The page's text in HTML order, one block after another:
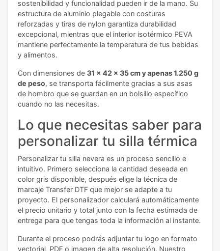
sostenibilidad y funcionalidad pueden ir de la mano. Su
estructura de aluminio plegable con costuras
reforzadas y tiras de nylon garantiza durabilidad
excepcional, mientras que el interior isotérmico PEVA
mantiene perfectamente la temperatura de tus bebidas
y alimentos.
Con dimensiones de 31 x 42 x 35 cm y apenas 1.250 g
de peso, se transporta fácilmente gracias a sus asas
de hombro que se guardan en un bolsillo específico
cuando no las necesitas.
Lo que necesitas saber para
personalizar tu silla térmica
Personalizar tu silla nevera es un proceso sencillo e
intuitivo. Primero selecciona la cantidad deseada en
color gris disponible, después elige la técnica de
marcaje Transfer DTF que mejor se adapte a tu
proyecto. El personalizador calculará automáticamente
el precio unitario y total junto con la fecha estimada de
entrega para que tengas toda la información al instante.
Durante el proceso podrás adjuntar tu logo en formato
vectorial, PDF o imagen de alta resolución. Nuestro